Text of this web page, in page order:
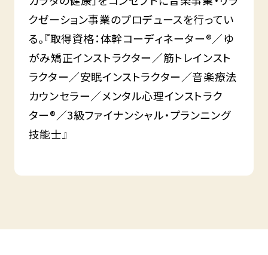
クゼーション事業のプロデュースを行ってい
る。『取得資格：体幹コーディネーター®／ゆ
がみ矯正インストラクター／筋トレインスト
ラクター／安眠インストラクター／音楽療法
カウンセラー／メンタル心理インストラク
ター®／3級ファイナンシャル・プランニング
技能士』